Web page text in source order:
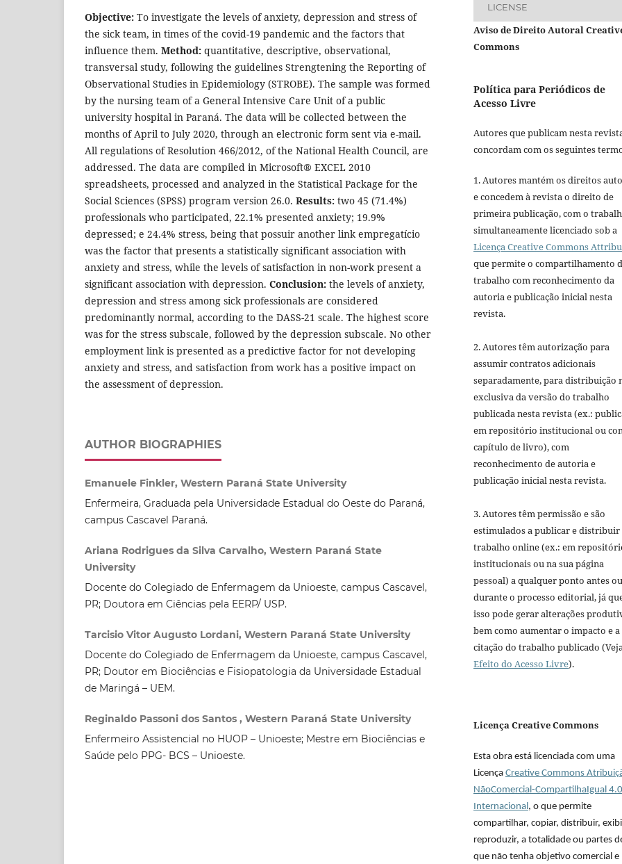
Objective: To investigate the levels of anxiety, depression and stress of
the sick team, in times of the covid-19 pandemic and the factors that
influence them. Method: quantitative, descriptive, observational,
transversal study, following the guidelines Strengtening the Reporting of
Observational Studies in Epidemiology (STROBE). The sample was formed
by the nursing team of a General Intensive Care Unit of a public
university hospital in Paraná. The data will be collected between the
months of April to July 2020, through an electronic form sent via e-mail.
All regulations of Resolution 466/2012, of the National Health Council, are
addressed. The data are compiled in Microsoft® EXCEL 2010
spreadsheets, processed and analyzed in the Statistical Package for the
Social Sciences (SPSS) program version 26.0. Results: two 45 (71.4%)
professionals who participated, 22.1% presented anxiety; 19.9%
depressed; e 24.4% stress, being that possuir another link empregatício
was the factor that presents a statistically significant association with
anxiety and stress, while the levels of satisfaction in non-work present a
significant association with depression. Conclusion: the levels of anxiety,
depression and stress among sick professionals are considered
predominantly normal, according to the DASS-21 scale. The highest score
was for the stress subscale, followed by the depression subscale. No other
employment link is presented as a predictive factor for not developing
anxiety and stress, and satisfaction from work has a positive impact on
the assessment of depression.
AUTHOR BIOGRAPHIES
Emanuele Finkler, Western Paraná State University
Enfermeira, Graduada pela Universidade Estadual do Oeste do Paraná,
campus Cascavel Paraná.
Ariana Rodrigues da Silva Carvalho, Western Paraná State
University
Docente do Colegiado de Enfermagem da Unioeste, campus Cascavel,
PR; Doutora em Ciências pela EERP/ USP.
Tarcisio Vitor Augusto Lordani, Western Paraná State University
Docente do Colegiado de Enfermagem da Unioeste, campus Cascavel,
PR; Doutor em Biociências e Fisiopatologia da Universidade Estadual
de Maringá – UEM.
Reginaldo Passoni dos Santos , Western Paraná State University
Enfermeiro Assistencial no HUOP – Unioeste; Mestre em Biociências e
Saúde pelo PPG- BCS – Unioeste.
LICENSE
Aviso de Direito Autoral
Commons
Política para Periódicos de
Acesso Livre
Autores que publicam nesta
concordam com os seguintes
1. Autores mantém os direitos
e concedem à revista o direito de
primeira publicação, com o
simultaneamente licenciado sob a
Licença Creative Commons
que permite o compartilhamento
trabalho com reconhecimento da
autoria e publicação inicial nesta
revista.
2. Autores têm autorização para
assumir contratos adicionais
separadamente, para distribuição
exclusiva da versão do trabalho
publicada nesta revista (ex.:
em repositório institucional ou
capítulo de livro), com
reconhecimento de autoria e
publicação inicial nesta revista.
3. Autores têm permissão e são
estimulados a publicar e distribuir
trabalho online (ex.: em
institucionais ou na sua página
pessoal) a qualquer ponto antes ou
durante o processo editorial, já
isso pode gerar alterações
bem como aumentar o impacto e a
citação do trabalho publicado
Efeito do Acesso Livre).
Licença Creative Commons
Esta obra está licenciada com uma
Licença Creative Commons
NãoComercial-CompartilhaIgual 4.0
Internacional, o que permite
compartilhar, copiar, distribuir,
reproduzir, a totalidade ou partes
que não tenha objetivo comercial e